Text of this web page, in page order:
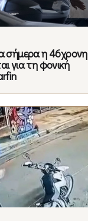
σήμερα η 46χρονη
για τη φονική